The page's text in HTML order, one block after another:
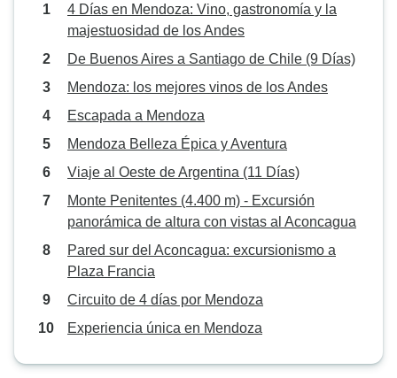
4 Días en Mendoza: Vino, gastronomía y la
majestuosidad de los Andes
De Buenos Aires a Santiago de Chile (9 Días)
Mendoza: los mejores vinos de los Andes
Escapada a Mendoza
Mendoza Belleza Épica y Aventura
Viaje al Oeste de Argentina (11 Días)
Monte Penitentes (4.400 m) - Excursión
panorámica de altura con vistas al Aconcagua
Pared sur del Aconcagua: excursionismo a
Plaza Francia
Circuito de 4 días por Mendoza
Experiencia única en Mendoza